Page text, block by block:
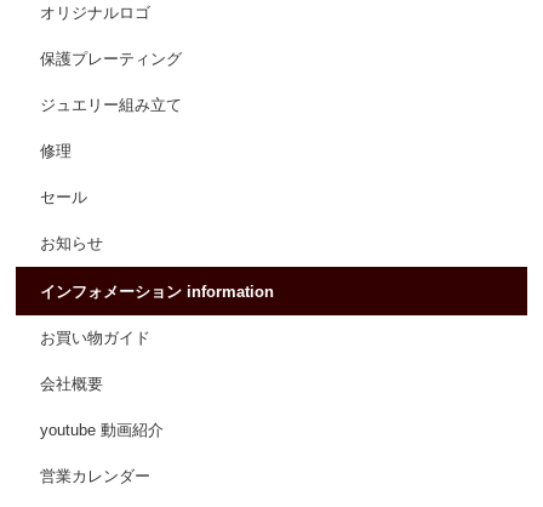
オリジナルロゴ
保護プレーティング
ジュエリー組み立て
修理
セール
お知らせ
インフォメーション information
お買い物ガイド
会社概要
youtube 動画紹介
営業カレンダー